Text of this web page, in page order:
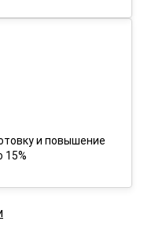
и повышение
15%